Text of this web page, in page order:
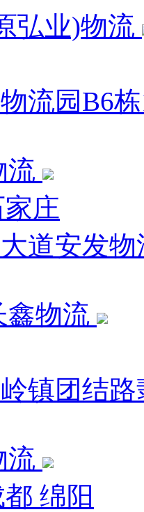
弘业)物流
流园B6
流
庄
道安发
鑫物流
镇团结
流
绵阳